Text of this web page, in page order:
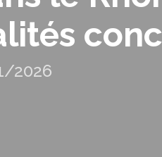
2026